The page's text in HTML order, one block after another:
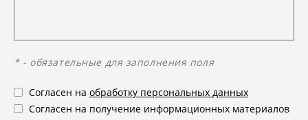
* - обязательные для заполнения поля
Согласен на обработку персональных данных
Согласен на получение информационных материалов